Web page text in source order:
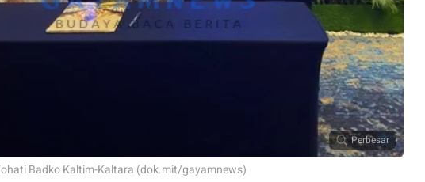
Perbesar
Badko Kaltim-Kaltara (dok.mit/gayamnews)